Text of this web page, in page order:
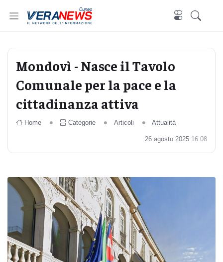
Cuneo
Mondovì - Nasce il Tavolo
Comunale per la pace e la
cittadinanza attiva
Home Categorie Articoli Attualità
26 agosto 2025 16:08